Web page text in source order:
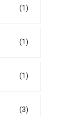
(1)
(1)
(1)
(3)